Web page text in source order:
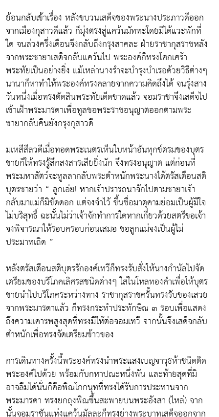
ย้อนกลับเข้าเรื่อง หลังขบวนเสด็จของพระนางประภาวดีออก
จากเมืองกุสาวดีแล้ว ก็มุ่งตรงสู่แคว้นมัททะโดยมิได้แวะพักที่
ใด จนล่วงครึ่งเดือนจึงกลับถึงกรุงสาคละ ฝ่ายราชากุสราชหลัง
จากพระชายาเสด็จกลับแคว้นไป พระองค์ก็ทรงโศกเศร้า
พระทัยเป็นอย่างยิ่ง แม้เหล่านางรำจะบำรุงบำเรอด้วยวิธีต่างๆ
นานาก็หาทำให้พระองค์ทรงคลายจากความคิดถึงได้ จนรุ่งสาง
วันหนึ่งเมื่อทรงตัดสินพระทัยเด็ดขาดแล้ว จอมราชาจึงเสด็จไป
เข้าเฝ้าพระมารดาเพื่อทูลขอพระราชอนุญาตออกตามพระ
ชายากลับคืนยังกรุงกุสาวดี
มเหสีสีลวดีเมื่อทอดพระเนตรเห็นใบหน้าอันทุกข์ตรมของบุตร
ชายก็ให้ทรงรู้สึกสงสารเสียยิ่งนัก จึงทรงอนุญาต แต่ก่อนที่
พระมหาสัตว์จะทูลลากลับพระตำหนักพระนางได้ตรัสเตือนสติ
บุตรชายว่า “ ลูกเอ๋ย! หากเจ้าปรารถนาจักไปตามชายาเจ้า
กลับมาแม่ก็มิขัดดอก แต่จงจำไว้ ขึ้นชื่อมาตุคามย่อมเป็นผู้มีใจ
ไม่บริสุทธิ์ ฉะนั้นไม่ว่าเจ้าจักทำการใดหากเกี่ยวด้วยสตรีขอเจ้า
จงพิจารณาให้รอบครอบก่อนเสมอ ขอลูกแม่จงเป็นผู้ไม่
ประมาทเถิด ”
หลังตรัสเตือนสติบุตรรักองค์เทวีก็ทรงรับสั่งให้นางกำนัลไปจัด
เตรียมของบริโภคเลิศรสชนิดต่างๆ ใส่ในโหลทองคำเพื่อให้บุตร
ชายนำไปบริโภคระหว่างทาง ราชากุสราชครั้นทรงรับของเสวย
จากพระมารดาแล้ว ก็ทรงกระทำประทักษิณ ๓ รอบเพื่อแสดง
ถึงความเคารพสูงสุดที่ทรงมีให้ต่อจอมเทวี จากนั้นจึงเสด็จกลับ
ตำหนักเพื่อทรงจัดเตรียมข้าวของ
การเดินทางครั้งนี้พระองค์ทรงนำพระแสงเบญจาวุธห้าชนิดติด
พระองค์ไปด้วย พร้อมกับกหาปณะหนึ่งพัน และท้ายสุดที่มิ
อาจลืมได้นั่นก็คือพิณโกกนุทที่ทรงได้รับการประทานจาก
พระมารดา ทรงยกถุงพิณขึ้นสะพายบนพระอังสา (ไหล่) จาก